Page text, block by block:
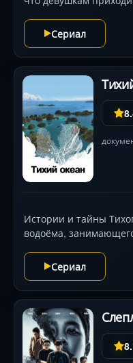
Сериал
Истории и тайны
водоёма,
Сериал